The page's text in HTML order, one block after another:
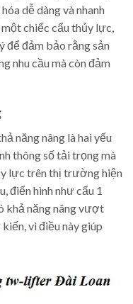
dễ dàng và nhanh
chiếc cẩu thủy lực,
để đảm bảo rằng sản
nhu cầu mà còn đảm
năng nâng là hai yếu
thông số tải trọng mà
lực trên thị trường hiện
điển hình như cẩu 1
khả năng nâng vượt
vì điều này giúp